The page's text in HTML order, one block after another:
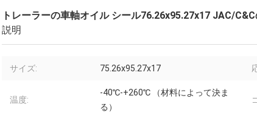
トレーラーの車軸オイル シール76.26x95.27x17 JAC/
説明
サイズ: 75.26x95.27x17
温度:
-40℃-+260℃ （材料によって決ま
る）